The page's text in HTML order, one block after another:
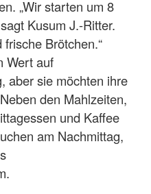
„Wir starten um 8
Kusum J.-Ritter.
Brötchen.“
Wert auf
aber sie möchten ihre
den Mahlzeiten,
und Kaffee
am Nachmittag,